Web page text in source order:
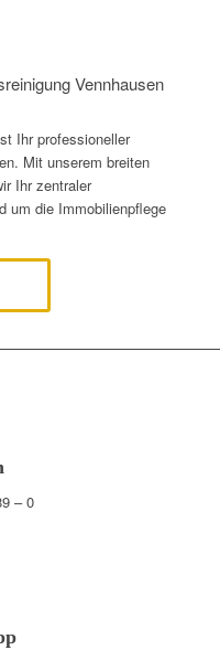
Vennhausen
Ihr professioneller
Mit unserem breiten
Ihr zentraler
um die Immobilienpflege
– 0